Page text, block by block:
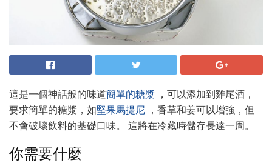
這是一個神話般的味道簡單的糖漿 ，可以添加到雞尾酒，
要求簡單的糖漿，如堅果馬提尼 ，香草和姜可以增強，但
不會破壞飲料的基礎口味。 這將在冷藏時儲存長達一周。
你需要什麼